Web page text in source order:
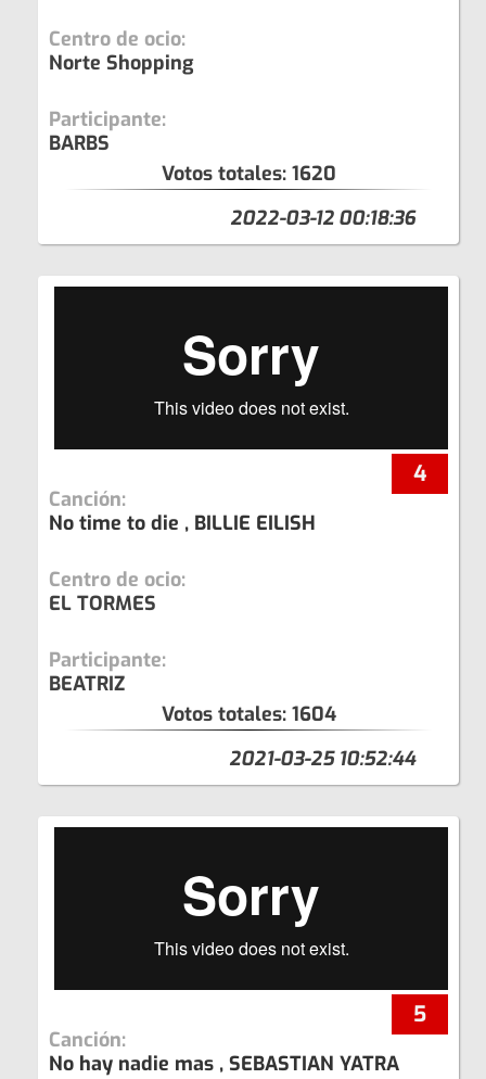
Centro de ocio:
Norte Shopping
Participante:
BARBS
Votos totales: 1620
2022-03-12 00:18:36
4
Canción:
No time to die , BILLIE EILISH
Centro de ocio:
EL TORMES
Participante:
BEATRIZ
Votos totales: 1604
2021-03-25 10:52:44
5
Canción:
No hay nadie mas , SEBASTIAN YATRA